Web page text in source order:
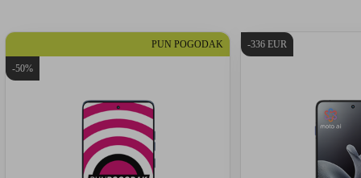
PUN POGODAK
-50%
-336 EUR